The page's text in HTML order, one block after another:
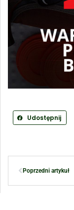
Udostępnij
Poprzedni artykuł